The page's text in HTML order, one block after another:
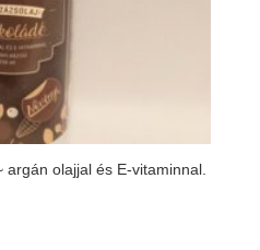
argán olajjal és E-vitaminnal.